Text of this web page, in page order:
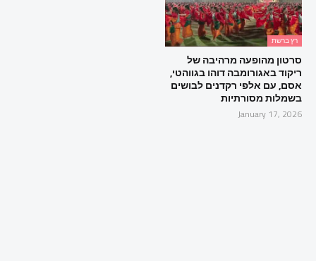
רץ ברשת
סרטון מהופעה מרהיבה של
ריקוד באגורומבה דוהו בגווהטי,
אסם, עם אלפי רקדנים לבושים
בשמלות מסורתיות
January 17, 2026